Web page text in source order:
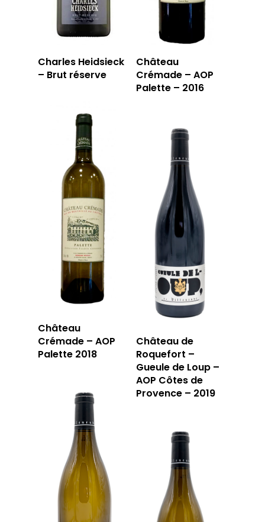
Charles Heidsieck
– Brut réserve
Château
Crémade – AOP
Palette – 2016
Château
Crémade – AOP
Palette 2018
Château de
Roquefort –
Gueule de Loup –
AOP Côtes de
Provence – 2019